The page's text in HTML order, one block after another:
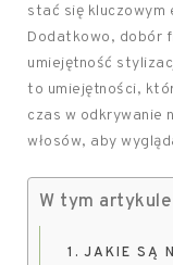
stać się kluczowym
Dodatkowo, dobór
umiejętność
to umiejętności,
czas w odkrywanie
włosów, aby
W tym
JAKIE SĄ